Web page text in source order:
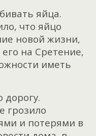
яйца.
что яйцо
новой жизни,
на Сретение,
иметь
грозило
и потерями в